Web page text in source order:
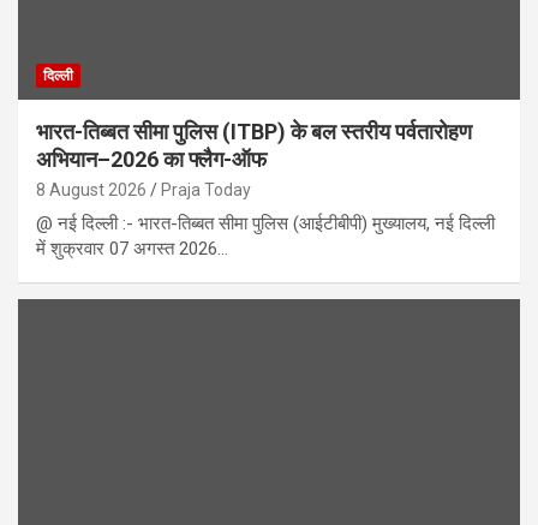
दिल्ली
भारत-तिब्बत सीमा पुलिस (ITBP) के बल स्तरीय पर्वतारोहण
अभियान–2026 का फ्लैग-ऑफ
8 August 2026 Praja Today
@ नई दिल्ली :- भारत-तिब्बत सीमा पुलिस (आईटीबीपी) मुख्यालय, नई दिल्ली
में शुक्रवार 07 अगस्त 2026…